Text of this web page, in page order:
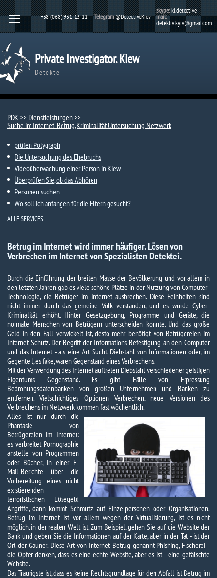
+38 (068) 931-13-11 Telegram@DetectiveKiev
skype:ki.detective
mail:
detektiv.kyiv@gmail.com
Private Investigator. Kiew
Detektei
PDK>> Dienstleistungen>>
Suche im Internet-Betrug, Kriminalität Untersuchung Netzwerk
prüfen Polygraph
Die Untersuchung des Ehebruchs
Videoüberwachung einer Person in Kiew
Überprüfen Sie, ob das Abhören
Personen suchen
Wo soll ich anfangen für die Eltern gesucht?
ALLE SERVICES
Betrug im Internet wird immer häufiger. Lösen von
Verbrechen im Internet von Spezialisten Detektei.
Durch die Einführung der breiten Masse der Bevölkerung und vor allem in
den letzten Jahren gab es viele schöne Plätze in der Nutzung von Computer-
Technologie, die Betrüger im Internet ausbrechen. Diese Feinheiten sind
nicht immer durch das gemeine Volk verstanden, und es wurde Cyber-
Kriminalität erhöht. Hinter Gesetzgebung, Programme und Geräte, die
normale Menschen von Betrügern unterscheiden konnte. Und das große
Geld in den Fall verwickelt ist, desto mehr benötigt von Betrügereien im
Internet Schutz. Der Begriff der Informations Befestigung an den Computer
und das Internet - als eine Art Sucht. Diebstahl von Informationen oder, im
Gegenteil, es fake, waren Gegenstand eines Verbrechens.
Mit der Verwendung des Internet auftreten Diebstahl verschiedener geistigen
Eigentums Gegenstand. Es gibt Fälle von Erpressung
Bedrohungsdatenbanken von großen Unternehmen und Banken zu
entfernen. Vielschichtiges Optionen Verbrechen, neue Versionen des
Verbrechens im Netzwerk kommen fast wöchentlich.
Alles ist nur durch die
Phantasie von
Betrügereien im Internet:
es verbreitet Pornographie
anstelle von Programmen
oder Bücher, in einer E-
Mail-Berichte über die
Vorbereitung eines nicht
existierenden
terroristischen Lösegeld
Angriffe, dann kommt Schmutz auf Einzelpersonen oder Organisationen.
Betrug im Internet ist vor allem wegen der Virtualisierung, ist es nicht
möglich, in der realen Welt ist. Zum Beispiel, gehen Sie auf die Website der
Bank und geben Sie die Informationen auf der Karte, aber in der Tat - ist der
Ort der Gauner. Diese Art von Internet-Betrug genannt Phishing, Fischerei -
die Opfer denken, dass es eine echte Website, aber es ist - eine gefälschte
Website.
Das Traurigste ist, dass es keine Rechtsgrundlage für den Abfall ist Betrug im